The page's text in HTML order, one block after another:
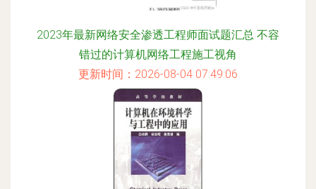
2023年最新网络安全渗透工程师面试题汇总 不容
错过的计算机网络工程施工视角
更新时间：2026-08-04 07:49:06